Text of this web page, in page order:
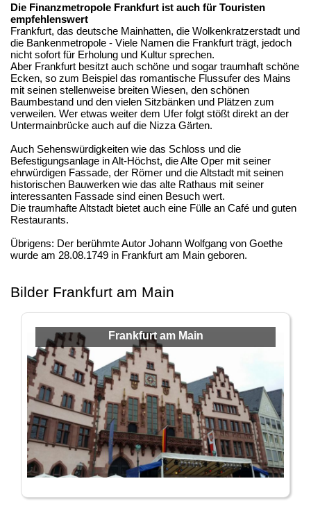
Die Finanzmetropole Frankfurt ist auch für Touristen
empfehlenswert
Frankfurt, das deutsche Mainhatten, die Wolkenkratzerstadt und
die Bankenmetropole - Viele Namen die Frankfurt trägt, jedoch
nicht sofort für Erholung und Kultur sprechen.
Aber Frankfurt besitzt auch schöne und sogar traumhaft schöne
Ecken, so zum Beispiel das romantische Flussufer des Mains
mit seinen stellenweise breiten Wiesen, den schönen
Baumbestand und den vielen Sitzbänken und Plätzen zum
verweilen. Wer etwas weiter dem Ufer folgt stößt direkt an der
Untermainbrücke auch auf die Nizza Gärten.
Auch Sehenswürdigkeiten wie das Schloss und die
Befestigungsanlage in Alt-Höchst, die Alte Oper mit seiner
ehrwürdigen Fassade, der Römer und die Altstadt mit seinen
historischen Bauwerken wie das alte Rathaus mit seiner
interessanten Fassade sind einen Besuch wert.
Die traumhafte Altstadt bietet auch eine Fülle an Café und guten
Restaurants.
Übrigens: Der berühmte Autor Johann Wolfgang von Goethe
wurde am 28.08.1749 in Frankfurt am Main geboren.
Bilder Frankfurt am Main
Frankfurt am Main